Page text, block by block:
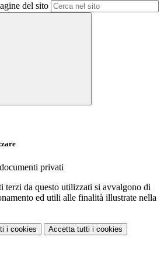
del sito
privati
terzi da questo utilizzati si avvalgono di
ed utili alle finalità illustrate nella
i cookies Accetta tutti i cookies